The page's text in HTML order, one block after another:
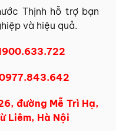
Thịnh hỗ trợ bạn
và hiệu quả.
đường Mễ Trì Hạ,
Liêm, Hà Nội